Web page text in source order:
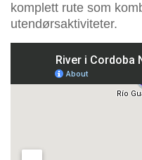
komplett rute som
utendørsaktiviteter.